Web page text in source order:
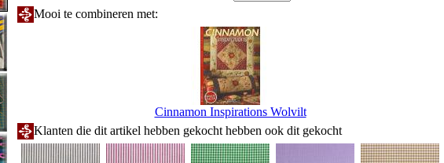
Mooi te combineren met:
Cinnamon Inspirations Wolvilt
Klanten die dit artikel hebben gekocht hebben ook dit gekocht